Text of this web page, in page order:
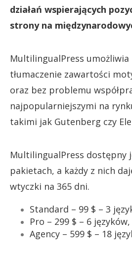
działań wspierających
strony na
MultilingualPress umożliwia
tłumaczenie zawartości
oraz bez problemu
najpopularniejszymi na
takimi jak Gutenberg czy
MultilingualPress dostępny
pakietach, a każdy z nich
wtyczki na 365 dni.
Standard – 99 $ – 3
Pro – 299 $ – 6
Agency – 599 $ – 18